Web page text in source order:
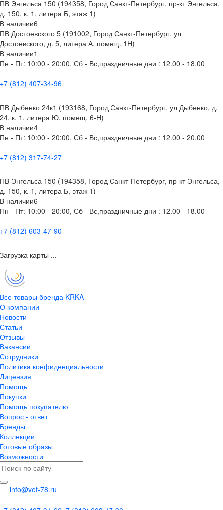
ПВ Энгельса 150 (194358, Город Санкт-Петербург, пр-кт Энгельса,
д. 150, к. 1, литера Б, этаж 1)
В наличии6
ПВ Достоевского 5 (191002, Город Санкт-Петербург, ул
Достоевского, д. 5, литера А, помещ. 1Н)
В наличии1
Пн - Пт: 10:00 - 20:00, Сб - Вс,праздничные дни : 12.00 - 18.00
+7 (812) 407-34-96
ПВ Дыбенко 24к1 (193168, Город Санкт-Петербург, ул Дыбенко, д.
24, к. 1, литера Ю, помещ. 6-Н)
В наличии4
Пн - Пт: 10:00 - 20:00, Сб - Вс,праздничные дни : 12.00 - 20.00
+7 (812) 317-74-27
ПВ Энгельса 150 (194358, Город Санкт-Петербург, пр-кт Энгельса,
д. 150, к. 1, литера Б, этаж 1)
В наличии6
Пн - Пт: 10:00 - 20:00, Сб - Вс,праздничные дни : 12.00 - 18.00
+7 (812) 603-47-90
Загрузка карты ...
Все товары бренда KRKA
О компании
Новости
Статьи
Отзывы
Вакансии
Сотрудники
Политика конфиденциальности
Лицензия
Помощь
Покупки
Помощь покупателю
Вопрос - ответ
Бренды
Коллекции
Готовые образы
Возможности
info@vet-78.ru